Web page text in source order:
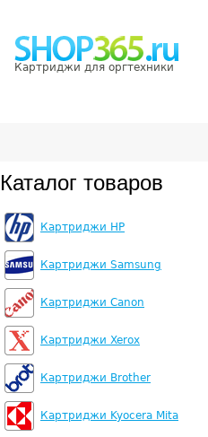
Картриджи для оргтехники
Каталог товаров
Картриджи HP
Картриджи Samsung
Картриджи Canon
Картриджи Xerox
Картриджи Brother
Картриджи Kyocera Mita